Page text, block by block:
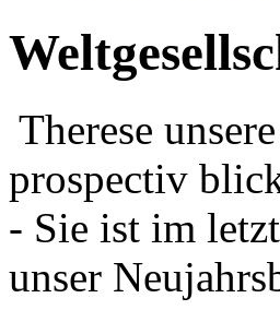
Therese
prospectiv
- Sie ist im
unser